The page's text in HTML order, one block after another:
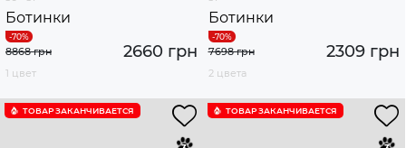
Ботинки
2660 грн
8868 грн
1 цвет
Ботинки
2309 грн
7698 грн
2 цвета
ТОВАР ЗАКАНЧИВАЕТСЯ ТОВАР ЗАКАНЧИВАЕТСЯ